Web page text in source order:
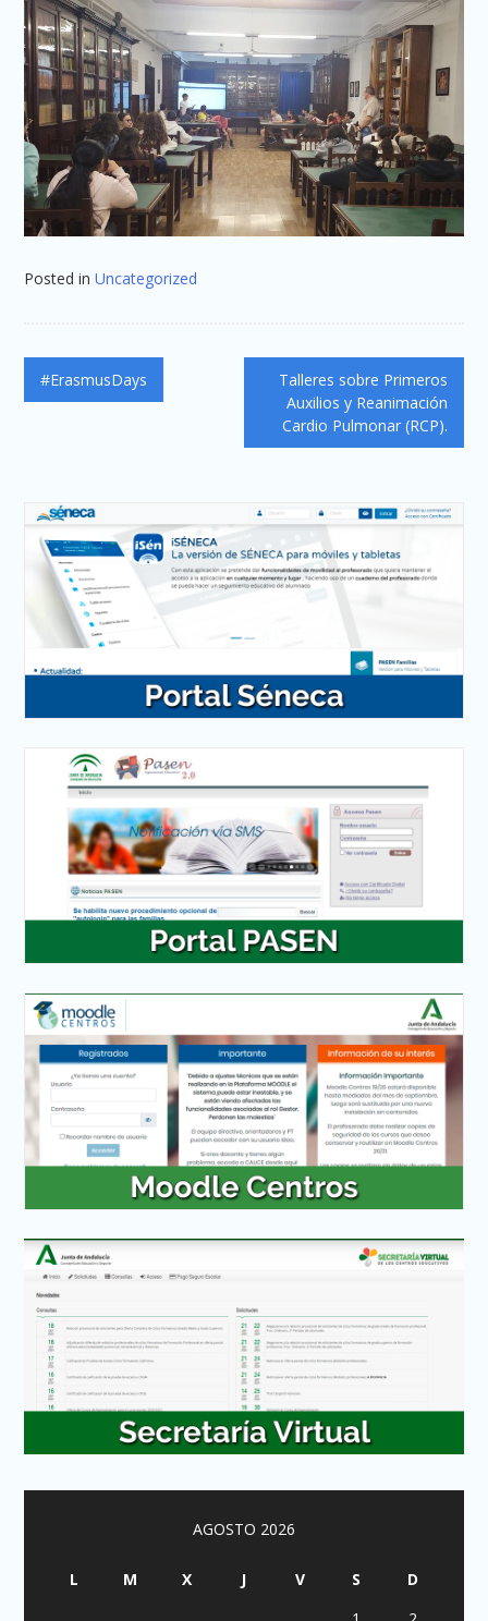
Posted inUncategorized
Navegación
de
#ErasmusDays
Talleres sobre Primeros
Auxilios y Reanimación
Cardio Pulmonar (RCP).
AGOSTO 2026
L M X J V S
D